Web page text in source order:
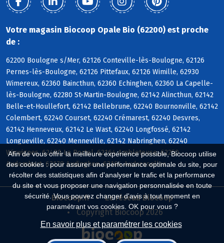
Afin de vous offrir la meilleure expérience possible, Biocoop utilise
des cookies : pour assurer une performance optimale du site, pour
récolter des statistiques afin d'analyser le trafic et la performance
du site et vous proposer une navigation personnalisée en toute
sécurité. Vous pouvez changer d'avis à tout moment en
paramétrant vos cookies. OK pour vous ?
En savoir plus et paramétrer les cookies
Votre magasin Biocoop Opale Bio (62200) est proche
de :
62200 Boulogne s/Mer, 62126 Conteville-lès-Boulogne, 62126
Pernes-lès-Boulogne, 62126 Pittefaux, 62126 Wimille, 62930
Wimereux, 62360 Baincthun, 62360 Echinghen, 62360 La Capelle-
lès-Boulogne, 62280 St-Martin-Boulogne, 62142 Alincthun, 62142
Belle-et-Houllefort, 62142 Bellebrune, 62240 Bournonville, 62142
Colembert, 62240 Courset, 62240 Crémarest, 62240 Desvres,
62142 Henneveux, 62142 Le Wast, 62240 Longfossé, 62142
Longueville, 62240 Menneville, 62142 Nabringhen, 62240
Wirwignes, 62480 Le Portel, 62164 Ambleteuse, 62250
Audembert, 62179 Audinghen, 62164 Audresselles
Biocoop.fr
Le réseau Biocoop
Copyright Biocoop 2026